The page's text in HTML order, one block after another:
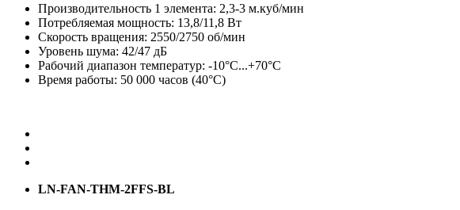
Производительность 1 элемента: 2,3-3 м.куб/мин
Потребляемая мощность: 13,8/11,8 Вт
Скорость вращения: 2550/2750 об/мин
Уровень шума: 42/47 дБ
Рабочий диапазон температур: -10°С...+70°С
Время работы: 50 000 часов (40°С)
LN-FAN-THM-2FFS-BL